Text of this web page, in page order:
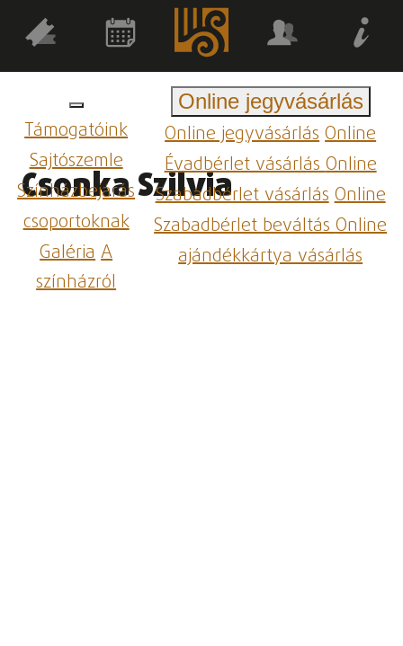
Támogatóink
Sajtószemle
Színházbejárás
csoportoknak
GalériaA
színházról
Online jegyvásárlás
Online jegyvásárlásOnline
Évadbérlet vásárlásOnline
Szabadbérlet vásárlásOnline
Szabadbérlet beváltásOnline
ajándékkártya vásárlás
Csonka Szilvia